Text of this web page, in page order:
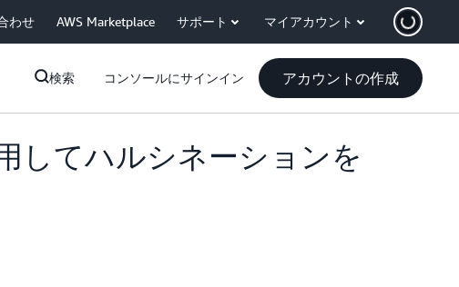
わせ AWS Marketplace サポート マイアカウント
検索 コンソールにサインイン アカウントの作成
してハルシネーションを